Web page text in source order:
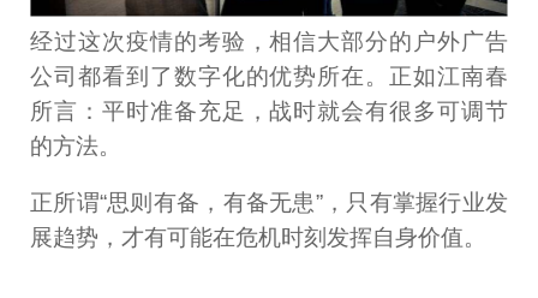
经过这次疫情的考验，相信大部分的户外广告
公司都看到了数字化的优势所在。正如江南春
所言：平时准备充足，战时就会有很多可调节
的方法。
正所谓“思则有备，有备无患”，只有掌握行业发
展趋势，才有可能在危机时刻发挥自身价值。